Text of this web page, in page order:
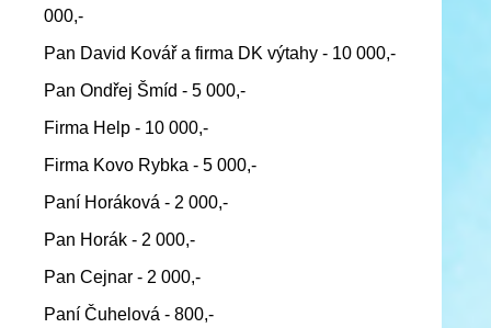
000,-
Pan David Kovář a firma DK výtahy - 10 000,-
Pan Ondřej Šmíd - 5 000,-
Firma Help - 10 000,-
Firma Kovo Rybka - 5 000,-
Paní Horáková - 2 000,-
Pan Horák - 2 000,-
Pan Cejnar - 2 000,-
Paní Čuhelová - 800,-